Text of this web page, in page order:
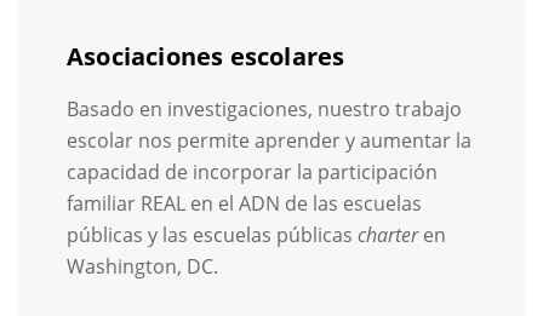
Asociaciones escolares
Basado en investigaciones, nuestro trabajo
escolar nos permite aprender y aumentar la
capacidad de incorporar la participación
familiar REAL en el ADN de las escuelas
públicas y las escuelas públicas charteren
Washington, DC.